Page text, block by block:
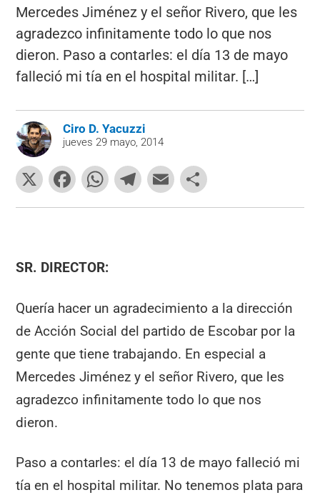
Mercedes Jiménez y el señor Rivero, que les
agradezco infinitamente todo lo que nos
dieron. Paso a contarles: el día 13 de mayo
falleció mi tía en el hospital militar. […]
Ciro D. Yacuzzi
jueves 29 mayo, 2014
X
F
a
b
o
k
W
h
p
T
el
E
m o
SR. DIRECTOR:
Quería hacer un agradecimiento a la dirección
de Acción Social del partido de Escobar por la
gente que tiene trabajando. En especial a
Mercedes Jiménez y el señor Rivero, que les
agradezco infinitamente todo lo que nos
dieron.
Paso a contarles: el día 13 de mayo falleció mi
tía en el hospital militar. No tenemos plata para